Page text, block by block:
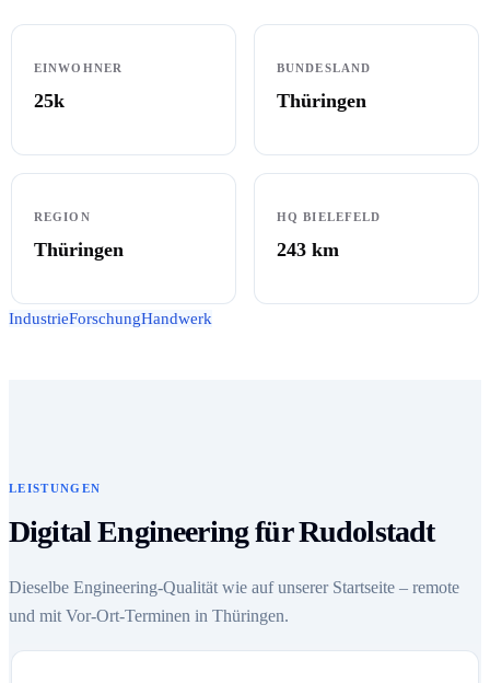
EINWOHNER
25k
BUNDESLAND
Thüringen
REGION
Thüringen
HQ BIELEFELD
243 km
IndustrieForschungHandwerk
LEISTUNGEN
Digital Engineering für Rudolstadt
Dieselbe Engineering-Qualität wie auf unserer Startseite – remote
und mit Vor-Ort-Terminen in Thüringen.